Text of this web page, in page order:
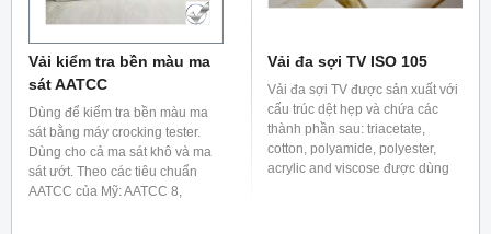
Vải kiểm tra bền màu ma
sát AATCC
Dùng để kiểm tra bền màu ma
sát bằng máy crocking tester.
Dùng cho cả ma sát khô và ma
sát ướt. Theo các tiêu chuẩn
AATCC của Mỹ: AATCC 8,
Vải đa sợi TV ISO 105
Vải đa sợi TV được sản xuất với
cấu trúc dệt hẹp và chứa các
thành phần sau: triacetate,
cotton, polyamide, polyester,
acrylic and viscose được dùng